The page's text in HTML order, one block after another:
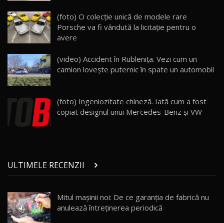
(foto) O colecție unică de modele rare
Porsche va fi vândută la licitaţie pentru o
avere
(video) Accident în Rubleniţa. Vezi cum un
camion loveşte puternic în spate un automobil
(foto) Ingeniozitate chineză. Iată cum a fost
copiat designul unui Mercedes-Benz şi VW
ULTIMELE RECENZII
Mitul mașinii noi: De ce garanția de fabrică nu
anulează întreținerea periodică